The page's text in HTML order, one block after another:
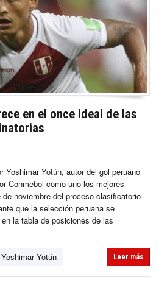
en el once ideal de las
Yoshimar Yotún, autor del gol peruano
Conmebol como uno los mejores
noviembre del proceso clasificatorio
que la selección peruana se
la tabla de posiciones de las
Yoshimar Yotún Leer más